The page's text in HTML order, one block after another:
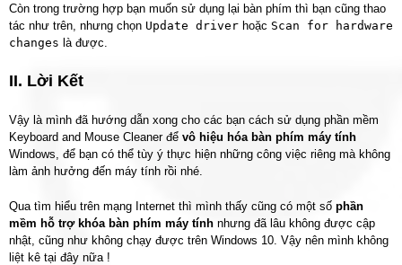
Còn trong trường hợp bạn muốn sử dụng lại bàn phím thì bạn cũng thao
tác như trên, nhưng chọn Update driver hoặc Scan for hardware
changes là được.
II. Lời Kết
Vậy là mình đã hướng dẫn xong cho các bạn cách sử dụng phần mềm
Keyboard and Mouse Cleaner để vô hiệu hóa bàn phím máy tính
Windows, để bạn có thể tùy ý thực hiện những công việc riêng mà không
làm ảnh hưởng đến máy tính rồi nhé.
Qua tìm hiểu trên mạng Internet thì mình thấy cũng có một số phần
mềm hỗ trợ khóa bàn phím máy tính nhưng đã lâu không được cập
nhật, cũng như không chạy được trên Windows 10. Vậy nên mình không
liệt kê tại đây nữa !